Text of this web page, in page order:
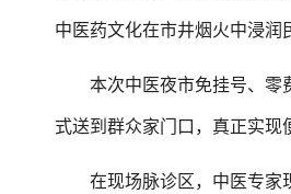
中医药文化在市井烟火中浸润
本次中医夜市免挂号、零费
式送到群众家门口，真正实现
在现场脉诊区，中医专家现